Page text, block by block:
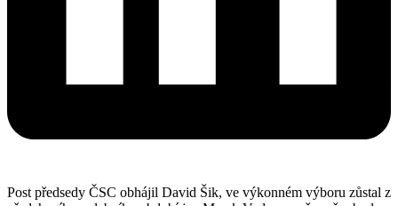
Post předsedy ČSC obhájil David Šik, ve výkonném výboru zůstal z